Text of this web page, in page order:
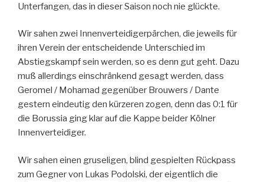
Unterfangen, das in dieser Saison noch nie glückte.
Wir sahen zwei Innenverteidigerpärchen, die jeweils für
ihren Verein der entscheidende Unterschied im
Abstiegskampf sein werden, so es denn gut geht. Dazu
muß allerdings einschränkend gesagt werden, dass
Geromel / Mohamad gegenüber Brouwers / Dante
gestern eindeutig den kürzeren zogen, denn das 0:1 für
die Borussia ging klar auf die Kappe beider Kölner
Innenverteidiger.
Wir sahen einen gruseligen, blind gespielten Rückpass
zum Gegner von Lukas Podolski, der eigentlich die